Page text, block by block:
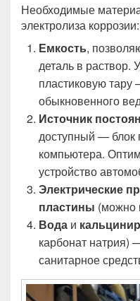
Необходимые
электролиза коррозии:
Емкость,
деталь в раствор.
пластиковую
обыкновенного
Источник
доступный — блок
компьютера.
устройство
Электрические
пластины (можно
Вода и
карбонат натрия)
санитарное